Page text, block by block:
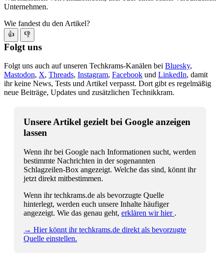
Unternehmen.
Wie fandest du den Artikel?
👍 👎
Folgt uns
Folgt uns auch auf unseren Techkrams-Kanälen bei Bluesky,
Mastodon, X, Threads, Instagram, Facebook und LinkedIn, damit
ihr keine News, Tests und Artikel verpasst. Dort gibt es regelmäßig
neue Beiträge, Updates und zusätzlichen Technikkram.
Unsere Artikel gezielt bei Google anzeigen
lassen
Wenn ihr bei Google nach Informationen sucht, werden
bestimmte Nachrichten in der sogenannten
Schlagzeilen-Box angezeigt. Welche das sind, könnt ihr
jetzt direkt mitbestimmen.
Wenn ihr techkrams.de als bevorzugte Quelle
hinterlegt, werden euch unsere Inhalte häufiger
angezeigt. Wie das genau geht, erklären wir hier .
→ Hier könnt ihr techkrams.de direkt als bevorzugte
Quelle einstellen.